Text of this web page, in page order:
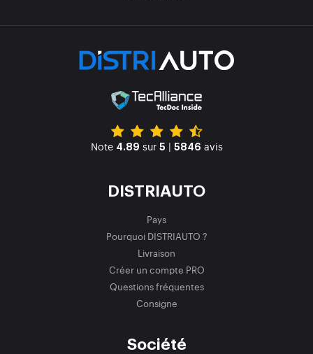
Note 4.89 sur 5 | 5846 avis
DISTRIAUTO
Pays
Pourquoi DISTRIAUTO ?
Livraison
Créer un compte PRO
Questions fréquentes
Consigne
Société